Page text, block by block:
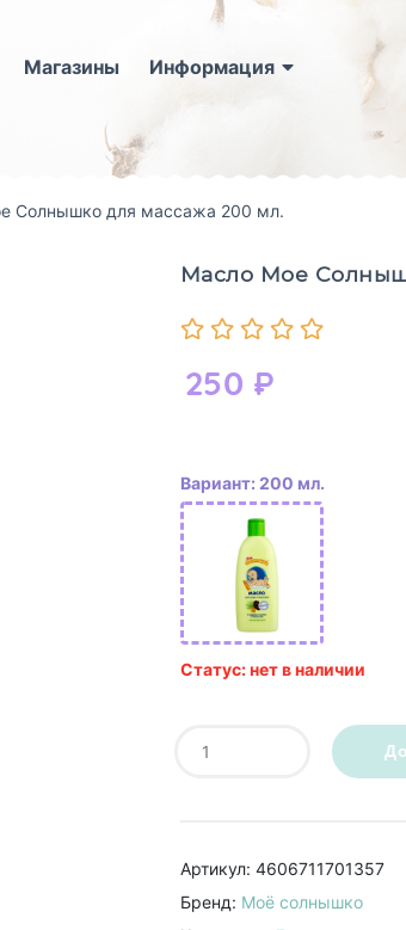
Магазины Информация
Солнышко для массажа 200 мл.
Масло Мое
250 ₽
Вариант: 200 мл.
Статус: нет в наличии
Артикул: 4606711701357
Бренд: Моё солнышко